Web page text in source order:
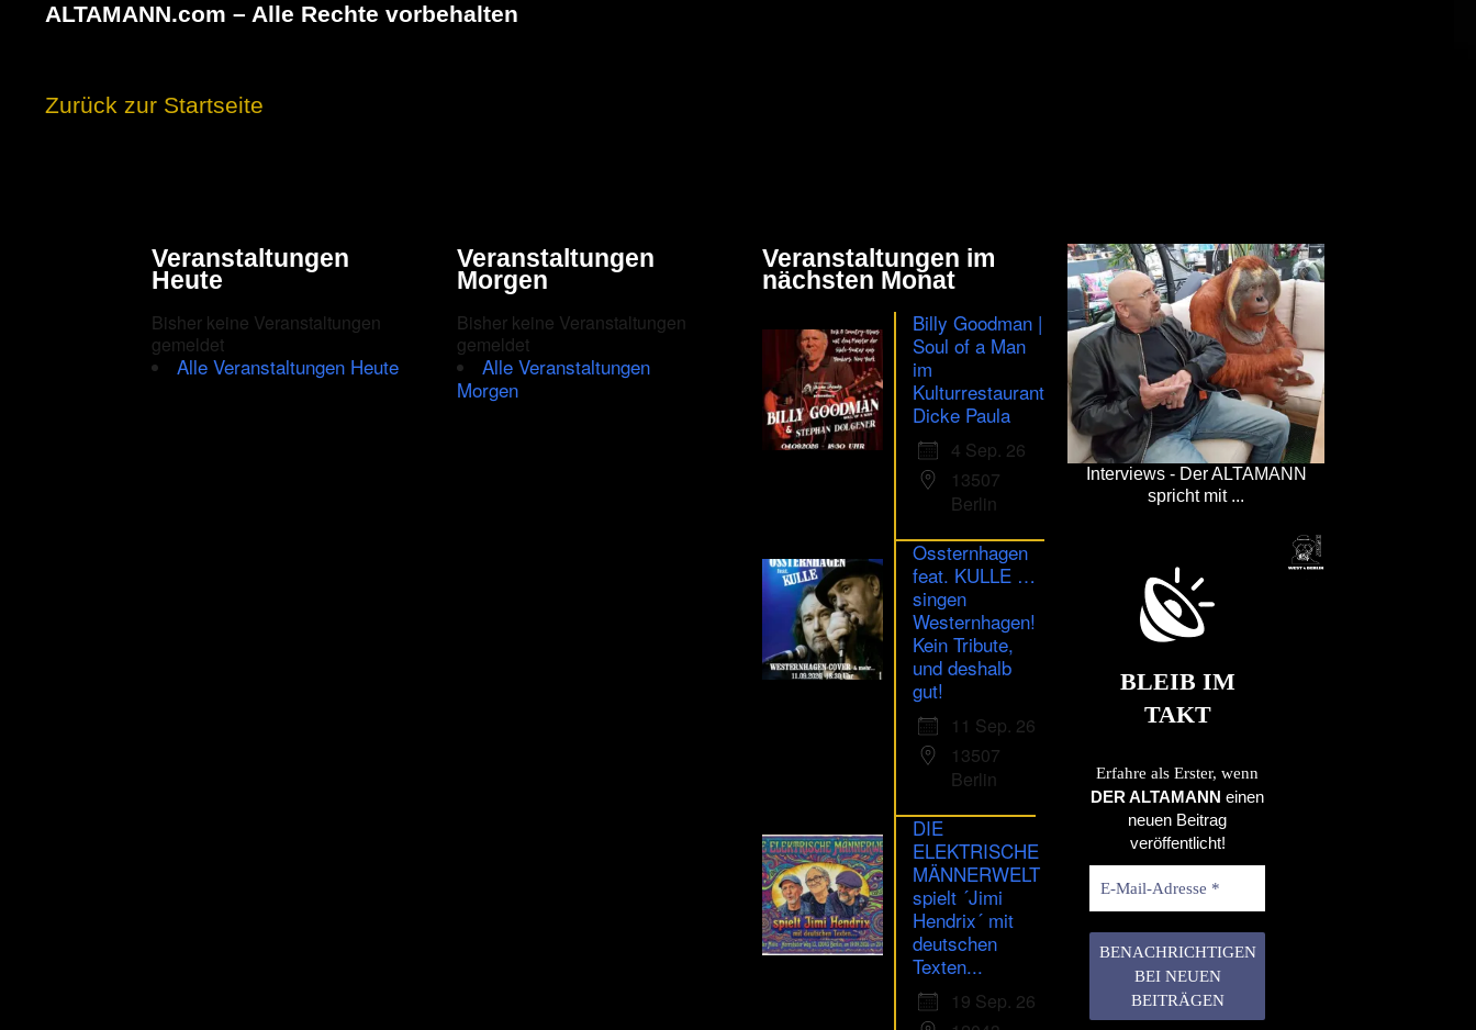
ALTAMANN.com – Alle Rechte vorbehalten
Zurück zur Startseite
Veranstaltungen
Heute
Bisher keine Veranstaltungen
gemeldet
Alle Veranstaltungen Heute
Veranstaltungen
Morgen
Bisher keine Veranstaltungen
gemeldet
Alle Veranstaltungen
Morgen
Veranstaltungen im
nächsten Monat
Billy Goodman |
Soul of a Man
im
Kulturrestaurant
Dicke Paula
4 Sep. 26
13507
Berlin
Ossternhagen
feat. KULLE …
singen
Westernhagen!
Kein Tribute,
und deshalb
gut!
11 Sep. 26
13507
Berlin
DIE
ELEKTRISCHE
MÄNNERWELT
spielt ´Jimi
Hendrix´ mit
deutschen
Texten...
19 Sep. 26
Interviews - Der ALTAMANN
spricht mit ...
BLEIB IM
TAKT
Erfahre als Erster, wenn
DER ALTAMANN einen
neuen Beitrag
veröffentlicht!